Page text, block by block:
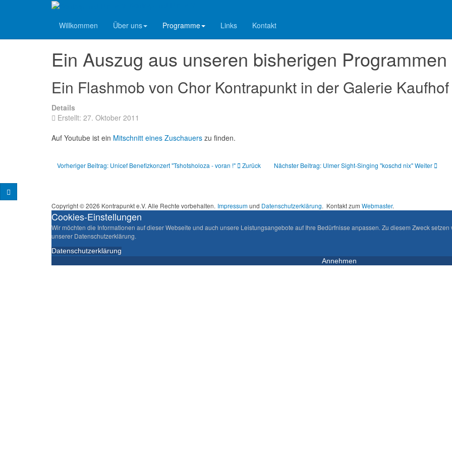
Willkommen
Über uns Programme Links Kontakt
Ein Ulmer Chor, der die Lust am Singen mit gesellschaftlichem Engagement verbindet
Ein Auszug aus unseren bisherigen Programmen
Ein Flashmob von Chor Kontrapunkt in der Galerie
Details
Erstellt: 27. Oktober 2011
Auf Youtube ist ein Mitschnitt eines Zuschauers zu finden.
Vorheriger Beitrag: Unicef Benefizkonzert "Tshotsholoza - voran !" Zurück Nächster Beitrag: Ulmer Sight-Singing "koschd nix"Weiter
Copyright © 2026 Kontrapunkt e.V. Alle Rechte vorbehalten. Impressum und Datenschutzerklärung. Kontakt zum Webmaster.
Cookies-Einstellungen
Wir möchten die Informationen auf dieser Webseite und auch unsere Leistungsangebote auf Ihre Bedürfnisse anpassen. Zu diesem Zweck
unserer Datenschutzerklärung.
Datenschutzerklärung
Annehmen